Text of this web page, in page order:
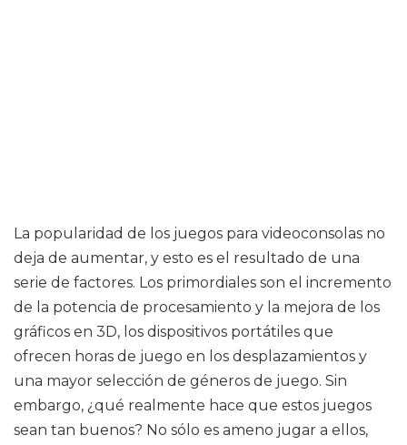
La popularidad de los juegos para videoconsolas no
deja de aumentar, y esto es el resultado de una
serie de factores. Los primordiales son el incremento
de la potencia de procesamiento y la mejora de los
gráficos en 3D, los dispositivos portátiles que
ofrecen horas de juego en los desplazamientos y
una mayor selección de géneros de juego. Sin
embargo, ¿qué realmente hace que estos juegos
sean tan buenos? No sólo es ameno jugar a ellos,